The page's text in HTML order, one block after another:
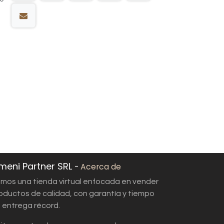
Partner SRL - Acerca de
una tienda virtual enfocada en vender
de calidad, con garantía y tiempo
entrega récord.